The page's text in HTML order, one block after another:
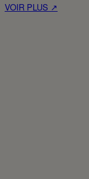
VOIR PLUS ↗